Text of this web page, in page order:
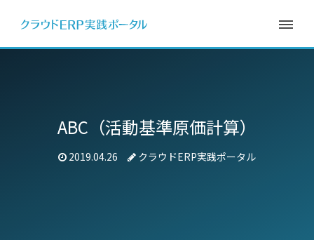
ABC（活動基準原価計算）
2019.04.26 クラウドERP実践ポータル